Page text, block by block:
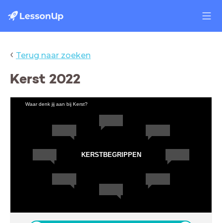
‹ Terug naar zoeken
Kerst 2022
Waar denk jij aan bij Kerst?
KERSTBEGRIPPEN